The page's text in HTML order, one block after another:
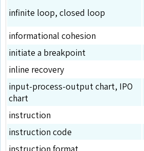
infinite loop, closed loop
informational cohesion
initiate a breakpoint
inline recovery
input-process-output chart, IPO
chart
instruction
instruction code
instruction format